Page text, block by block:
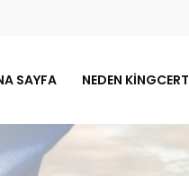
SAYFA NEDEN KINGCERT